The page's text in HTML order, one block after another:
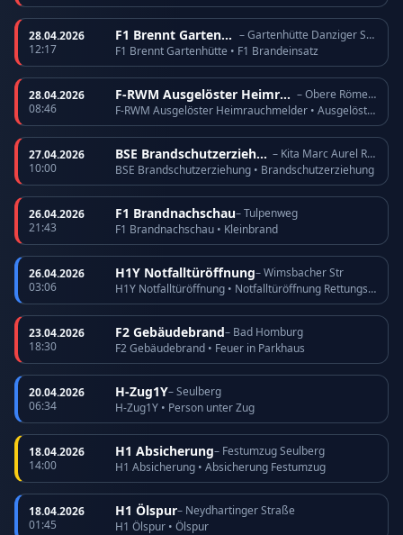
28.04.2026
12:17
F1 Brennt Gartenhütte
– Gartenhütte Danziger Straße
F1 Brennt Gartenhütte • F1 Brandeinsatz
28.04.2026
08:46
F-RWM Ausgelöster Heimrauchmelder
– Obere Römerhofstr
F-RWM Ausgelöster Heimrauchmelder • Ausgelöster Heimrauchmelder
27.04.2026
10:00
BSE Brandschutzerziehung
– Kita Marc Aurel Ring
BSE Brandschutzerziehung • Brandschutzerziehung
26.04.2026
21:43
F1 Brandnachschau– Tulpenweg
F1 Brandnachschau • Kleinbrand
26.04.2026
03:06
H1Y Notfalltüröffnung– Wimsbacher Str
H1Y Notfalltüröffnung • Notfalltüröffnung Rettungsdienst
23.04.2026
18:30
F2 Gebäudebrand– Bad Homburg
F2 Gebäudebrand • Feuer in Parkhaus
20.04.2026
06:34
H-Zug1Y– Seulberg
H-Zug1Y • Person unter Zug
18.04.2026
14:00
H1 Absicherung– Festumzug Seulberg
H1 Absicherung • Absicherung Festumzug
18.04.2026
01:45
H1 Ölspur– Neydhartinger Straße
H1 Ölspur • Ölspur